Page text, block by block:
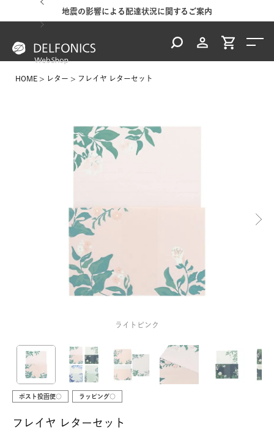
地震の影響による配達状況に関するご案内
HOME レター フレイヤ レターセット
ライトピンク
ポスト投函便○ ラッピング○
フレイヤ レターセット